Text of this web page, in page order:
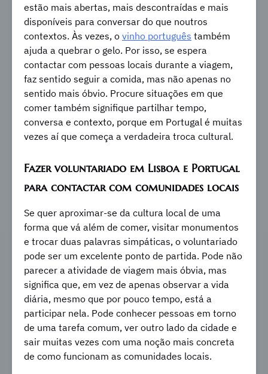
estão mais abertas, mais descontraídas e mais
disponíveis para conversar do que noutros
contextos. Às vezes, o vinho português também
ajuda a quebrar o gelo. Por isso, se espera
contactar com pessoas locais durante a viagem,
faz sentido seguir a comida, mas não apenas no
sentido mais óbvio. Procure situações em que
comer também signifique partilhar tempo,
conversa e contexto, porque em Portugal é muitas
vezes aí que começa a verdadeira troca cultural.
Fazer voluntariado em Lisboa e Portugal
para contactar com comunidades locais
Se quer aproximar-se da cultura local de uma
forma que vá além de comer, visitar monumentos
e trocar duas palavras simpáticas, o voluntariado
pode ser um excelente ponto de partida. Pode não
parecer a atividade de viagem mais óbvia, mas
significa que, em vez de apenas observar a vida
diária, mesmo que por pouco tempo, está a
participar nela. Pode conhecer pessoas em torno
de uma tarefa comum, ver outro lado da cidade e
sair muitas vezes com uma noção mais concreta
de como funcionam as comunidades locais.